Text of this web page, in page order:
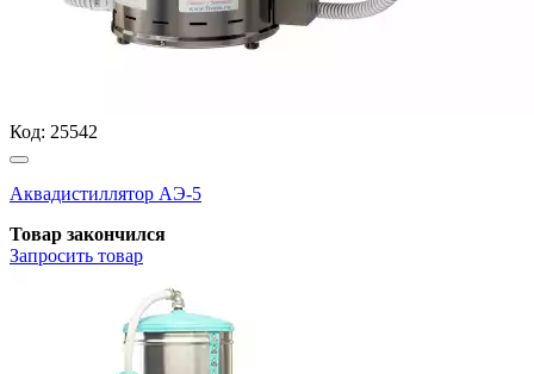
Код: 25542
Аквадистиллятор АЭ-5
Товар закончился
Запросить товар